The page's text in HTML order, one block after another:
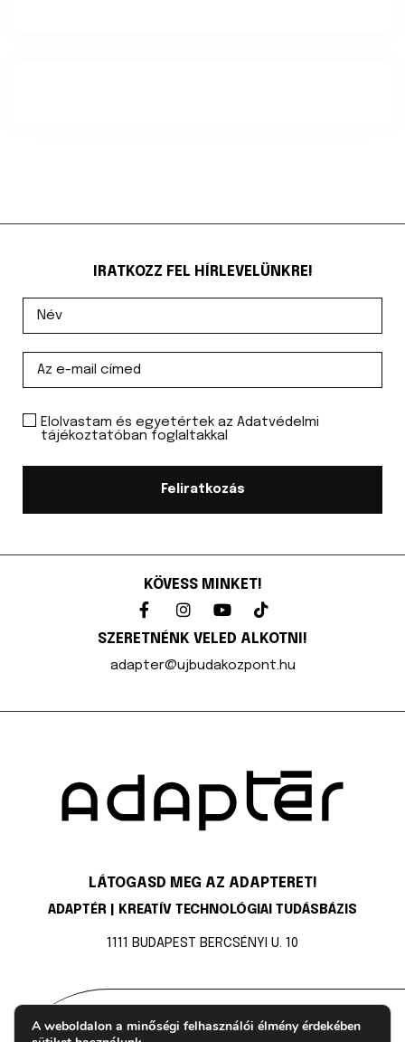
IRATKOZZ FEL HÍRLEVELÜNKRE!
Elolvastam és egyetértek az Adatvédelmi
tájékoztatóban foglaltakkal
Feliratkozás
KÖVESS MINKET!
SZERETNÉNK VELED ALKOTNI!
adapter@ujbudakozpont.hu
LÁTOGASD MEG AZ ADAPTERET!
ADAPTÉR | KREATÍV TECHNOLÓGIAI TUDÁSBÁZIS
1111 BUDAPEST BERCSÉNYI U. 10
ADAPTÉR | KREATÍV TECHNOLÓGIAI TUDÁSBÁZIS
A weboldalon a minőségi felhasználói élmény érdekében